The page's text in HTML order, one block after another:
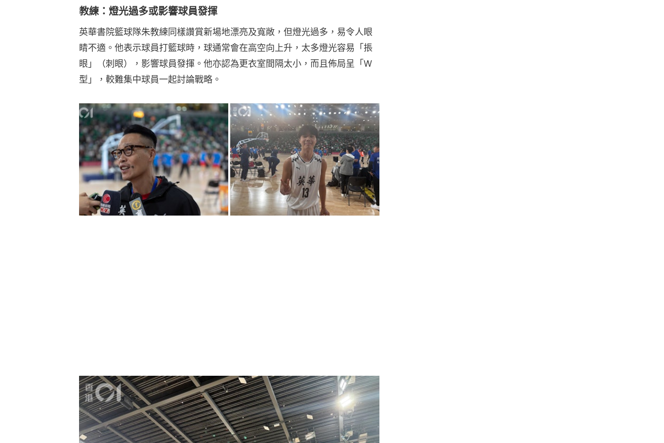
教練：燈光過多或影響球員發揮
英華書院籃球隊朱教練同樣讚賞新場地漂亮及寬敞，但燈光過多，易令人眼
睛不適。他表示球員打籃球時，球通常會在高空向上升，太多燈光容易「掁
眼」（刺眼），影響球員發揮。他亦認為更衣室間隔太小，而且佈局呈「W
型」，較難集中球員一起討論戰略。